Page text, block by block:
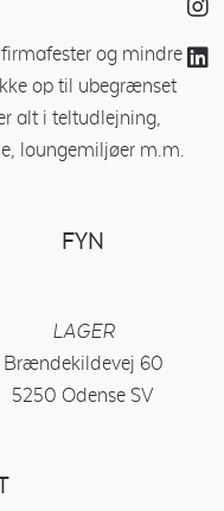
og mindre
op til ubegrænset
alt i teltudlejning,
loungemiljøer m.m.
FYN
LAGER
Brændekildevej 60
5250 Odense SV